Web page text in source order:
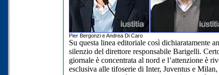
Pier Bergonzi e Andrea Di Caro
Su questa linea editoriale così dichiaratamente
silenzio del direttore responsabile Barigelli.
giornale è concentrata al nord e l’attenzione è
esclusiva alle tifoserie di Inter, Juventus e